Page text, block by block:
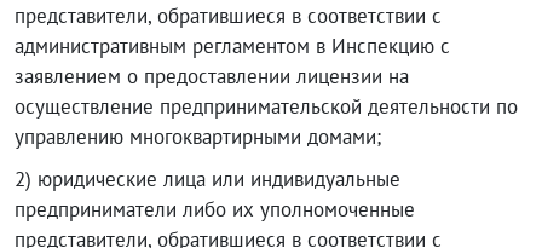
представители, обратившиеся в соответствии с
административным регламентом в Инспекцию с
заявлением о предоставлении лицензии на
осуществление предпринимательской деятельности по
управлению многоквартирными домами;
2) юридические лица или индивидуальные
предприниматели либо их уполномоченные
представители, обратившиеся в соответствии с